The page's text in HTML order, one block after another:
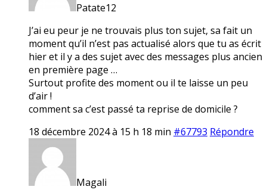
Patate12
J’ai eu peur je ne trouvais plus ton sujet, sa fait un
moment qu’il n’est pas actualisé alors que tu as écrit
hier et il y a des sujet avec des messages plus ancien
en première page …
Surtout profite des moment ou il te laisse un peu
d’air !
comment sa c’est passé ta reprise de domicile ?
18 décembre 2024 à 15 h 18 min #67793 Répondre
Magali